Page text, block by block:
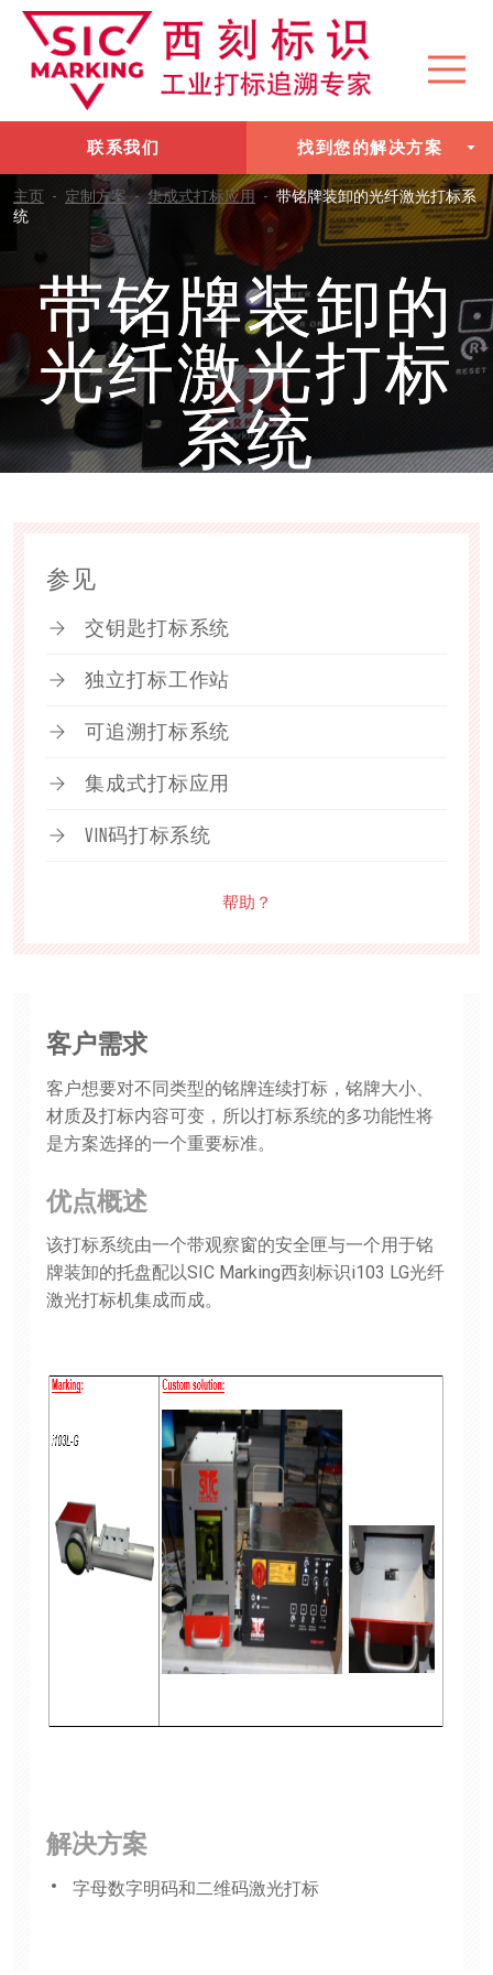
联系我们 找到您的解决方案
主页 - 定制方案 - 集成式打标应用 - 带铭牌装卸的光纤激光打标系
统
带铭牌装卸的
光纤激光打标
系统
参见
交钥匙打标系统
独立打标工作站
可追溯打标系统
集成式打标应用
VIN码打标系统
帮助？
客户需求
客户想要对不同类型的铭牌连续打标，铭牌大小、
材质及打标内容可变，所以打标系统的多功能性将
是方案选择的一个重要标准。
优点概述
该打标系统由一个带观察窗的安全匣与一个用于铭
牌装卸的托盘配以SIC Marking西刻标识i103 LG光纤
激光打标机集成而成。
解决方案
字母数字明码和二维码激光打标